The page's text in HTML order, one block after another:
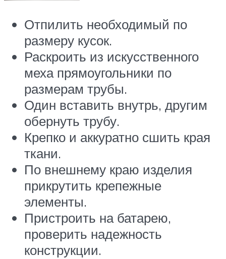
Отпилить необходимый по
размеру кусок.
Раскроить из искусственного
меха прямоугольники по
размерам трубы.
Один вставить внутрь, другим
обернуть трубу.
Крепко и аккуратно сшить края
ткани.
По внешнему краю изделия
прикрутить крепежные
элементы.
Пристроить на батарею,
проверить надежность
конструкции.